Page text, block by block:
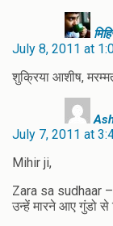
July 8, 2011 at
शुक्रिया आशीष,
July 7, 2011 at
Mihir ji,
Zara sa sudhaar
उन्हें मारने आए गुंडो से